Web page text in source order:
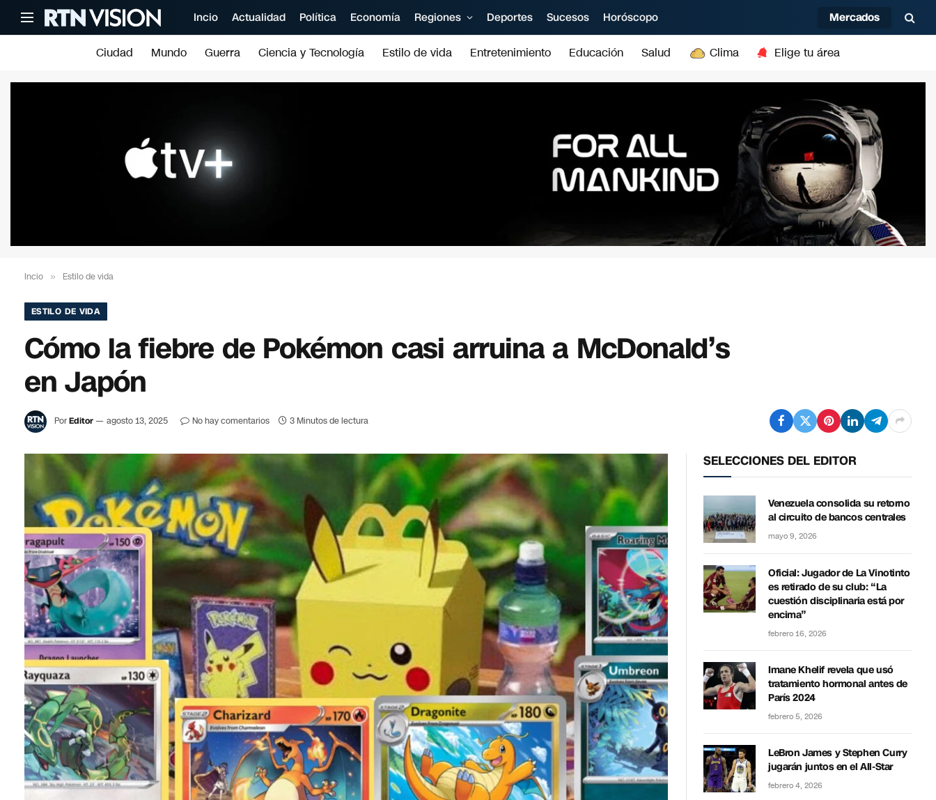
Incio Actualidad Política Economía Regiones Deportes Sucesos Horóscopo Mercados
Ciudad Mundo Guerra Ciencia y Tecnología Estilo de vida Entretenimiento Educación Salud Clima Elige tu área
Incio » Estilo de vida
ESTILO DE VIDA
Cómo la fiebre de Pokémon casi arruina a McDonald’s
en Japón
PorEditor agosto 13, 2025 No hay comentarios 3 Minutos de lectura
SELECCIONES DEL EDITOR
Venezuela consolida su retorno
al circuito de bancos centrales
mayo 9, 2026
Oficial: Jugador de La Vinotinto
es retirado de su club: “La
cuestión disciplinaria está por
encima”
febrero 16, 2026
Imane Khelif revela que usó
tratamiento hormonal antes de
París 2024
febrero 5, 2026
LeBron James y Stephen Curry
jugarán juntos en el All-Star
febrero 4, 2026